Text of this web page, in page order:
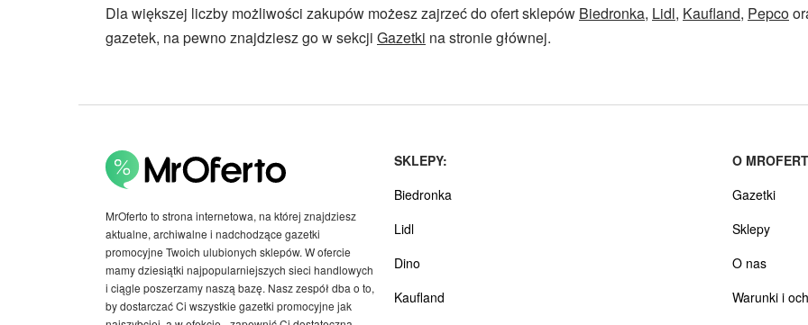
Dla większej liczby możliwości zakupów możesz zajrzeć do ofert sklepów Biedronka, Lidl, Kaufland, Pepco
gazetek, na pewno znajdziesz go w sekcji Gazetki na stronie głównej.
MrOferto to strona internetowa, na której znajdziesz
aktualne, archiwalne i nadchodzące gazetki
promocyjne Twoich ulubionych sklepów. W ofercie
mamy dziesiątki najpopularniejszych sieci handlowych
i ciągle poszerzamy naszą bazę. Nasz zespół dba o to,
by dostarczać Ci wszystkie gazetki promocyjne jak
SKLEPY:
Biedronka
Lidl
Dino
Kaufland
O
Gazetki
Sklepy
O nas
Warunki i